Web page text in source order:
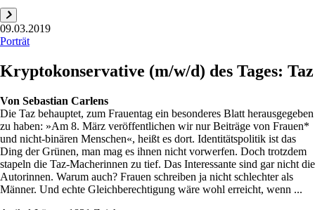
09.03.2019
Porträt
Kryptokonservative (m/w/d) des Tages: Taz
Von Sebastian Carlens
Die Taz behauptet, zum Frauentag ein besonderes Blatt herausgegeben
zu haben: »Am 8. März veröffentlichen wir nur Beiträge von Frauen*
und nicht-binären Menschen«, heißt es dort. Identitätspolitik ist das
Ding der Grünen, man mag es ihnen nicht vorwerfen. Doch trotzdem
stapeln die Taz-Macherinnen zu tief. Das Interessante sind gar nicht die
Autorinnen. Warum auch? Frauen schreiben ja nicht schlechter als
Männer. Und echte Gleichberechtigung wäre wohl erreicht, wenn ...